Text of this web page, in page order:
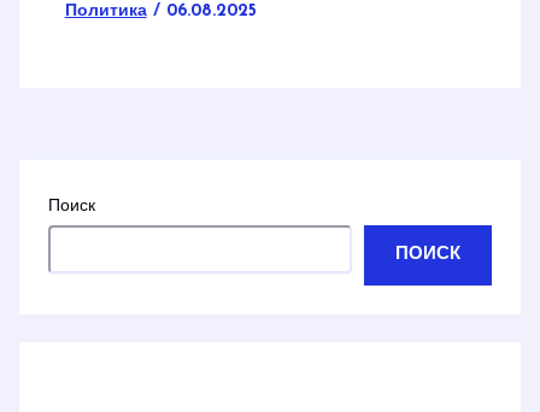
Политика/ 06.08.2025
Поиск
ПОИСК